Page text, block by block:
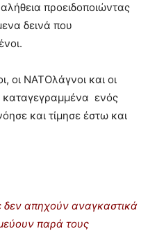
προειδοποιώντας
δεινά που
οι ΝΑΤΟλάγνοι και οι
ενός
και τίμησε έστω και
απηχούν αναγκαστικά
παρά τους